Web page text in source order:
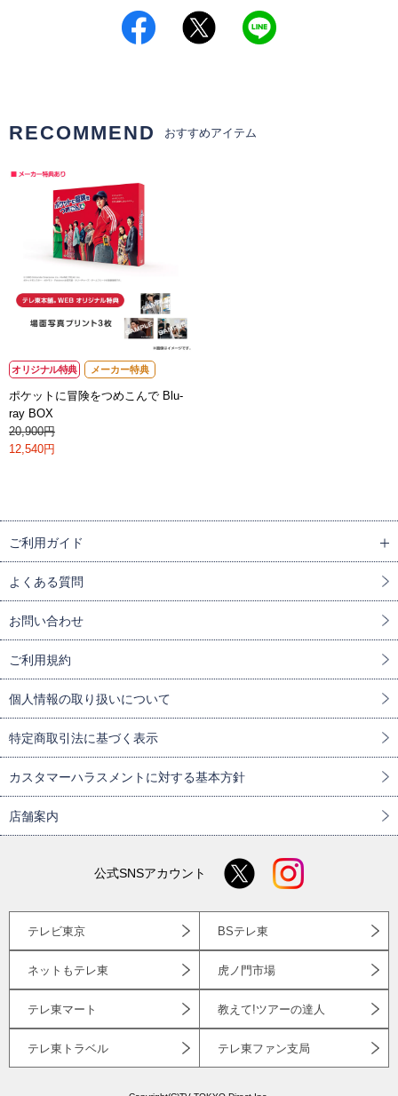
RECOMMEND おすすめアイテム
オリジナル特典 メーカー特典
ポケットに冒険をつめこんで Blu-
ray BOX
20,900円
12,540円
ご利用ガイド
よくある質問
お問い合わせ
ご利用規約
個人情報の取り扱いについて
特定商取引法に基づく表示
カスタマーハラスメントに対する基本方針
店舗案内
公式SNSアカウント
テレビ東京 BSテレ東
ネットもテレ東 虎ノ門市場
テレ東マート 教えて!ツアーの達人
テレ東トラベル テレ東ファン支局